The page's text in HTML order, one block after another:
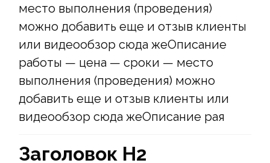
место выполнения (проведения)
можно добавить еще и отзыв клиенты
или видеообзор сюда жеОписание
работы — цена — сроки — место
выполнения (проведения) можно
добавить еще и отзыв клиенты или
видеообзор сюда жеОписание рая
Заголовок Н2